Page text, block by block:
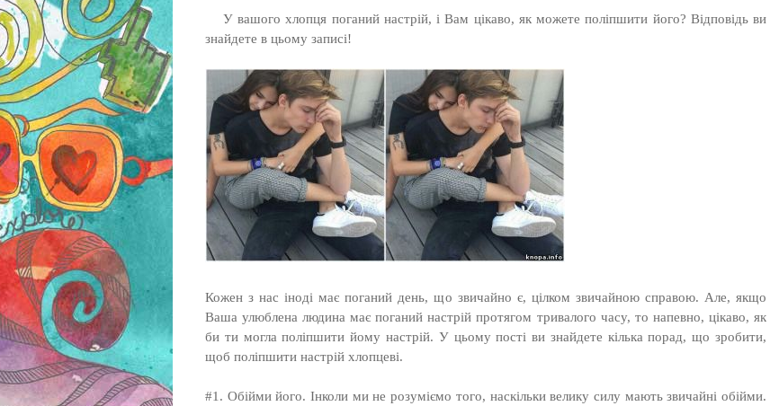
У вашого хлопця поганий настрій, і Вам цікаво, як можете поліпшити його? Відповідь ви
знайдете в цьому записі!
Кожен з нас іноді має поганий день, що звичайно є, цілком звичайною справою. Але, якщо
Ваша улюблена людина має поганий настрій протягом тривалого часу, то напевно, цікаво, як
би ти могла поліпшити йому настрій. У цьому пості ви знайдете кілька порад, що зробити,
щоб поліпшити настрій хлопцеві.
#1. Обійми його. Інколи ми не розуміємо того, наскільки велику силу мають звичайні обійми.